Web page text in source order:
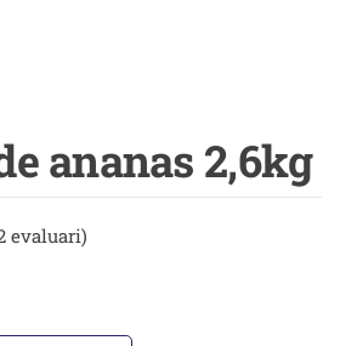
ananas 2,6kg
evaluari)